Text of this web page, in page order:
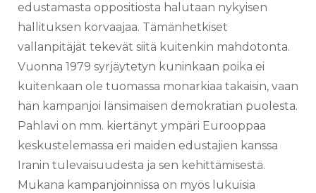
edustamasta oppositiosta halutaan nykyisen
hallituksen korvaajaa. Tämänhetkiset
vallanpitäjät tekevät siitä kuitenkin mahdotonta.
Vuonna 1979 syrjäytetyn kuninkaan poika ei
kuitenkaan ole tuomassa monarkiaa takaisin, vaan
hän kampanjoi länsimaisen demokratian puolesta.
Pahlavi on mm. kiertänyt ympäri Eurooppaa
keskustelemassa eri maiden edustajien kanssa
Iranin tulevaisuudesta ja sen kehittämisestä.
Mukana kampanjoinnissa on myös lukuisia